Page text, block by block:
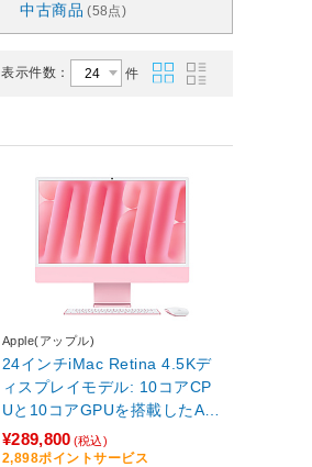
中古商品 (58点)
表示件数： 件
Apple(アップル)
24インチiMac Retina 4.5Kデ
ィスプレイモデル: 10コアCP
Uと10コアGPUを搭載したAp
ple M4チップ, 16GB, 256GB
SSD - ピンク ピンク MWV43
¥289,800 (税込)
2,898ポイントサービス